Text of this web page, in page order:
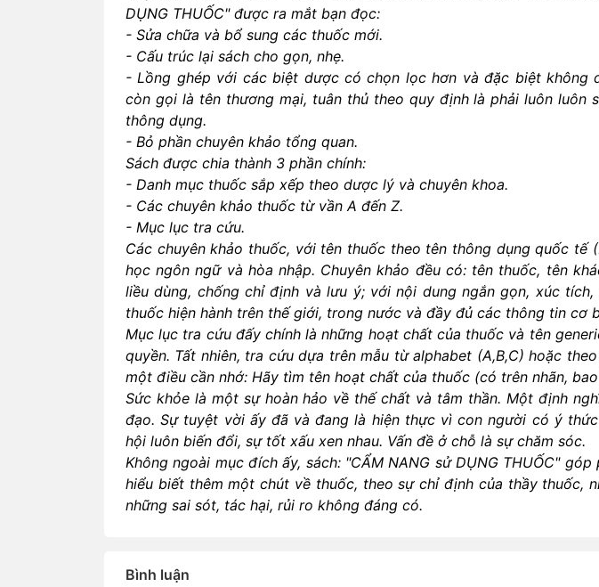
DỤNG THUỐC" được ra mắt bạn đọc:
- Sửa chữa và bổ sung các thuốc mới.
- Cấu trúc lại sách cho gọn, nhẹ.
- Lồng ghép với các biệt dược có chọn lọc hơn và đặc biệt không
còn gọi là tên thương mại, tuân thủ theo quy định là phải luôn luôn
thông dụng.
- Bỏ phần chuyên khảo tổng quan.
Sách được chia thành 3 phần chính:
- Danh mục thuốc sắp xếp theo dược lý và chuyên khoa.
- Các chuyên khảo thuốc từ vần A đến Z.
- Mục lục tra cứu.
Các chuyên khảo thuốc, với tên thuốc theo tên thông dụng quốc tế
học ngôn ngữ và hòa nhập. Chuyên khảo đều có: tên thuốc, tên
liều dùng, chống chỉ định và lưu ý; với nội dung ngắn gọn, xúc
thuốc hiện hành trên thế giới, trong nước và đầy đủ các thông tin cơ
Mục lục tra cứu đấy chính là những hoạt chất của thuốc và tên
quyền. Tất nhiên, tra cứu dựa trên mẫu từ alphabet (A,B,C) hoặc
một điều cần nhớ: Hãy tìm tên hoạt chất của thuốc (có trên nhãn,
Sức khỏe là một sự hoàn hảo về thế chất và tâm thần. Một định
đạo. Sự tuyệt vời ấy đã và đang là hiện thực vì con người có ý
hội luôn biến đổi, sự tốt xấu xen nhau. Vấn đề ở chỗ là sự chăm sóc.
Không ngoài mục đích ấy, sách: "CẨM NANG sử DỤNG THUỐC"
hiểu biết thêm một chút về thuốc, theo sự chỉ định của thầy thuốc,
những sai sót, tác hại, rủi ro không đáng có.
Bình luận